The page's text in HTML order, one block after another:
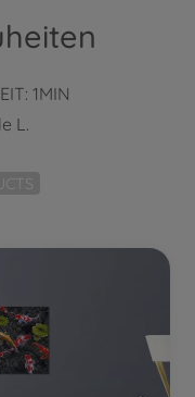
1MIN
L.